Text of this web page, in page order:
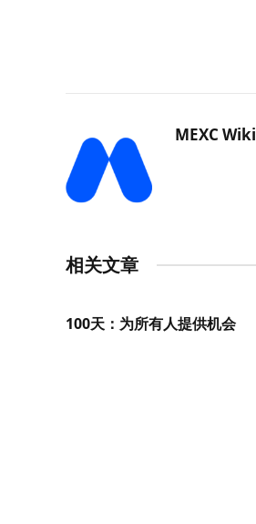
MEXC Wiki
相关文章
100天：为所有人提供机会